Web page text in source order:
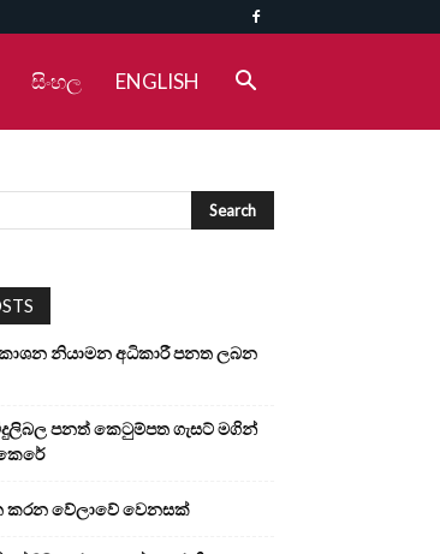
සිංහල ENGLISH
නියාමන අධිකාරී පනත ලබන
පනත් කෙටුම්පත ගැසට් මගින්
කරන වේලාවේ වෙනසක්